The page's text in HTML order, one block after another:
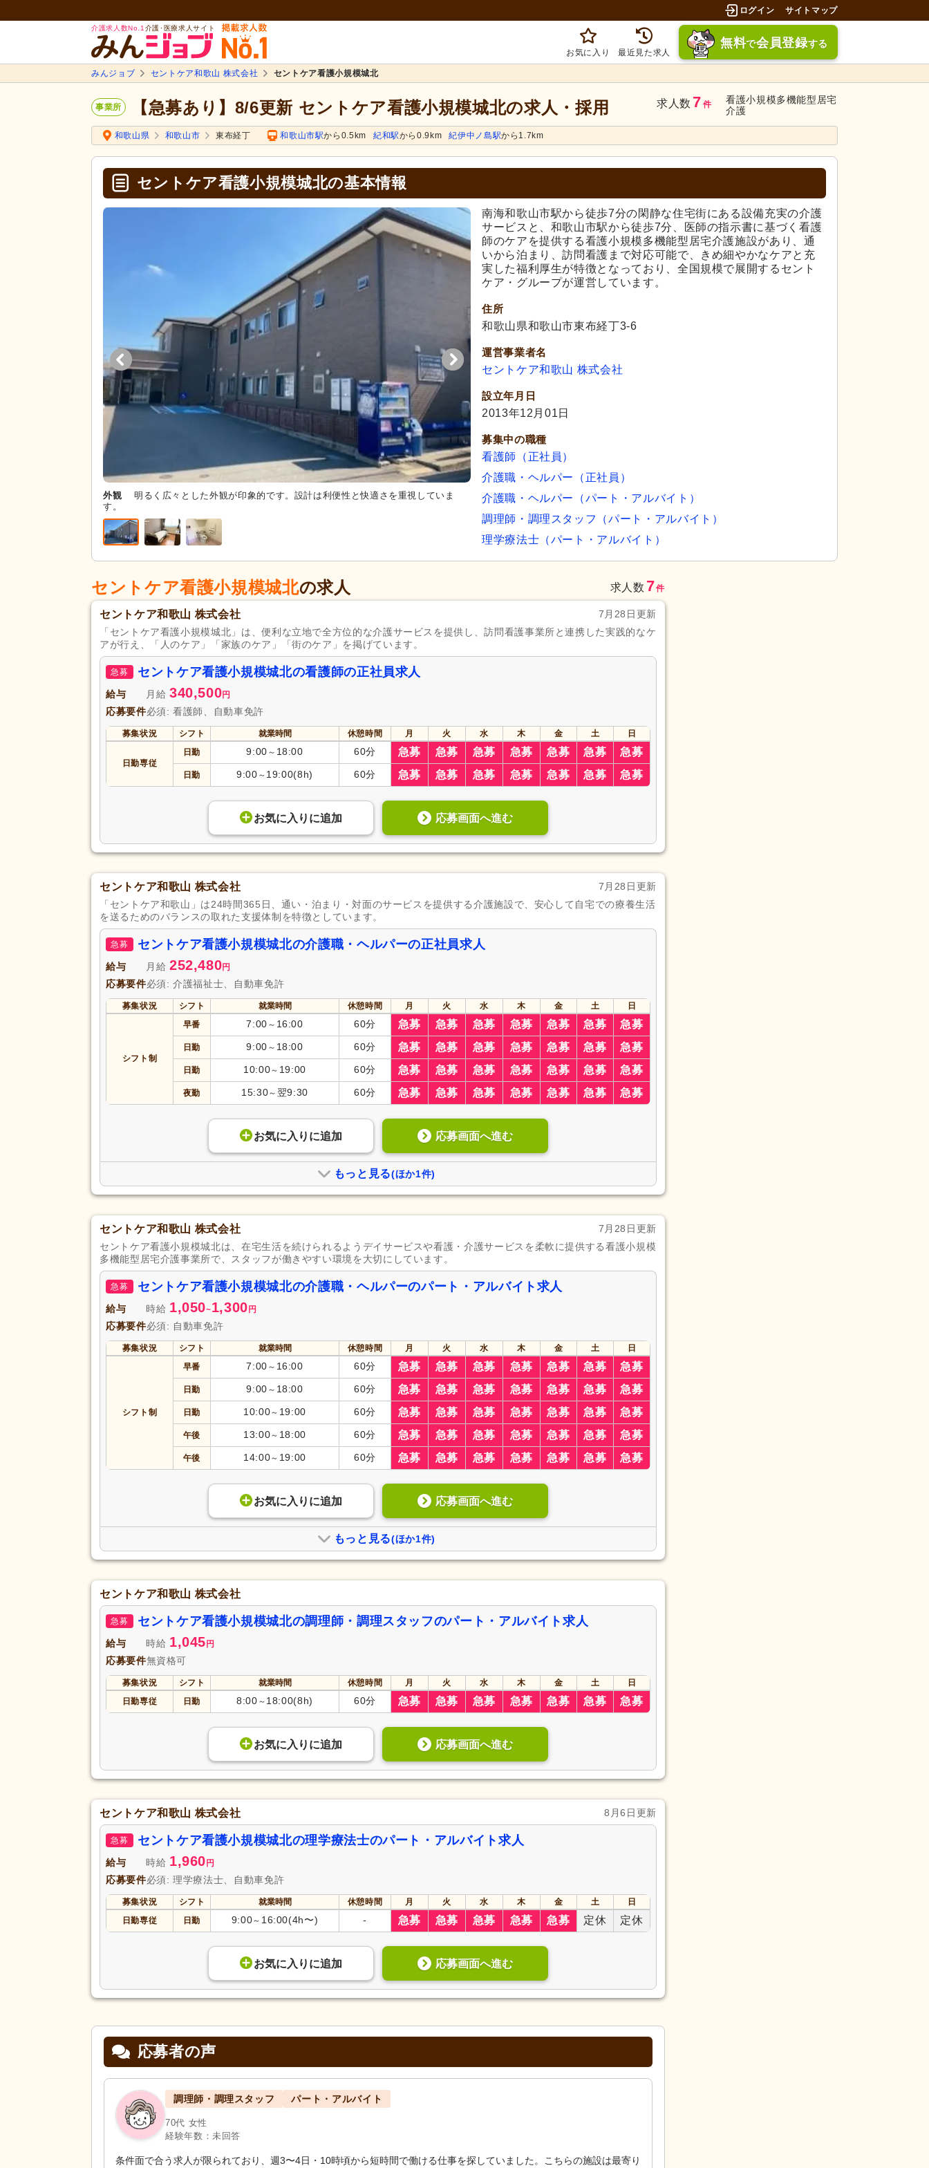
ログイン サイトマップ
介護求人数No.1 介護･医療求人サイト
お気に入り 最近見た求人
無料で会員登録する
みんジョブ セントケア和歌山 株式会社 セントケア看護小規模城北
事業所 【急募あり】8/6更新 セントケア看護小規模城北の求人・採用 求人数 7 件
看護小規模多機能型居宅
介護
和歌山県 和歌山市 東布経丁 和歌山市駅から0.5km 紀和駅から0.9km 紀伊中ノ島駅から1.7km
セントケア看護小規模城北の基本情報
外観
明るく広々とした外観が印象的です。設計は利便性と快適さを重視していま
す。
居室
広々としたベッドと窓があり、ゆとりある一人暮らしに最適な空間です。窓か
らは自然光が差し込み明るい雰囲気を演出しています。
南海和歌山市駅から徒歩7分の閑静な住宅街にある設備充実の介護
サービスと、和歌山市駅から徒歩7分、医師の指示書に基づく看護
師のケアを提供する看護小規模多機能型居宅介護施設があり、通
いから泊まり、訪問看護まで対応可能で、きめ細やかなケアと充
実した福利厚生が特徴となっており、全国規模で展開するセント
ケア・グループが運営しています。
住所
和歌山県和歌山市東布経丁3-6
運営事業者名
セントケア和歌山 株式会社
設立年月日
2013年12月01日
募集中の職種
看護師（正社員）
介護職・ヘルパー（正社員）
介護職・ヘルパー（パート・アルバイト）
調理師・調理スタッフ（パート・アルバイト）
理学療法士（パート・アルバイト）
セントケア看護小規模城北の求人 求人数 7件
セントケア和歌山 株式会社
7月28日更新
「セントケア看護小規模城北」は、便利な立地で全方位的な介護サービスを提供し、訪問看護事業所と連携した実践的なケ
アが行え、「人のケア」「家族のケア」「街のケア」を掲げています。
急募 セントケア看護小規模城北の看護師の正社員求人
給与 月給 340,500円
応募要件必須: 看護師、自動車免許
募集状況 シフト 就業時間 休憩時間 月 火 水 木 金 土 日
日勤専従
日勤 9:00 ～ 18:00 60分 急募 急募 急募 急募 急募 急募 急募
日勤 9:00 ～ 19:00(8h) 60分 急募 急募 急募 急募 急募 急募 急募
お気に入り に追加 応募画面へ進む
セントケア和歌山 株式会社
7月28日更新
「セントケア和歌山」は24時間365日、通い・泊まり・対面のサービスを提供する介護施設で、安心して自宅での療養生活
を送るためのバランスの取れた支援体制を特徴としています。
急募 セントケア看護小規模城北の介護職・ヘルパーの正社員求人
給与 月給 252,480円
応募要件必須: 介護福祉士、自動車免許
募集状況 シフト 就業時間 休憩時間 月 火 水 木 金 土 日
シフト制
早番 7:00 ～ 16:00 60分 急募 急募 急募 急募 急募 急募 急募
日勤 9:00 ～ 18:00 60分 急募 急募 急募 急募 急募 急募 急募
日勤 10:00～ 19:00 60分 急募 急募 急募 急募 急募 急募 急募
夜勤 15:30～ 翌9:30 60分 急募 急募 急募 急募 急募 急募 急募
お気に入り に追加 応募画面へ進む
もっと見る(ほか1件)
セントケア和歌山 株式会社
7月28日更新
セントケア看護小規模城北は、在宅生活を続けられるようデイサービスや看護・介護サービスを柔軟に提供する看護小規模
多機能型居宅介護事業所で、スタッフが働きやすい環境を大切にしています。
急募 セントケア看護小規模城北の介護職・ヘルパーのパート・アルバイト求人
給与 時給 1,050~1,300 円
応募要件必須: 自動車免許
募集状況 シフト 就業時間 休憩時間 月 火 水 木 金 土 日
シフト制
早番 7:00 ～ 16:00 60分 急募 急募 急募 急募 急募 急募 急募
日勤 9:00 ～ 18:00 60分 急募 急募 急募 急募 急募 急募 急募
日勤 10:00～ 19:00 60分 急募 急募 急募 急募 急募 急募 急募
午後 13:00～ 18:00 60分 急募 急募 急募 急募 急募 急募 急募
午後 14:00～ 19:00 60分 急募 急募 急募 急募 急募 急募 急募
お気に入り に追加 応募画面へ進む
もっと見る(ほか1件)
セントケア和歌山 株式会社
急募 セントケア看護小規模城北の調理師・調理スタッフのパート・アルバイト求人
給与 時給 1,045 円
応募要件無資格可
募集状況 シフト 就業時間 休憩時間 月 火 水 木 金 土
日
日勤専従
日勤 8:00 ～ 18:00(8h) 60分 急募 急募 急募 急募 急募 急募 急募
お気に入り に追加 応募画面へ進む
セントケア和歌山 株式会社 8月6日更新
急募 セントケア看護小規模城北の理学療法士のパート・アルバイト求人
給与 時給 1,960 円
応募要件必須: 理学療法士、自動車免許
募集状況 シフト 就業時間 休憩時間 月 火 水 木 金 土
日
日勤専従
日勤 9:00～ 16:00(4h〜) - 急募 急募 急募 急募 急募 定休 定休
お気に入り に追加 応募画面へ進む
応募者の声
調理師・調理スタッフ パート・アルバイト
70代 女性
経験年数：未回答
条件面で合う求人が限られており、週3〜4日・10時頃から短時間で働ける仕事を探していました。こちらの施設は最寄り